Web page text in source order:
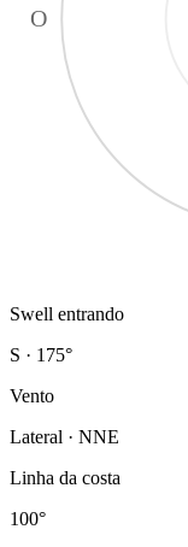
O
Swell entrando
S · 175°
Vento
Lateral · NNE
Linha da costa
100°